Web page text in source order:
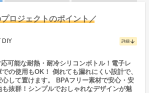
ロジェクトのポイント／
DIY 詳細 arrow_downward
可能な耐熱・耐冷シリコンボトル！電子レ
の使用もOK！ 倒れても漏れにくい設計で、
して置けます。 BPAフリー素材で安心・安
抜群！シンプルでおしゃれなデザインが魅